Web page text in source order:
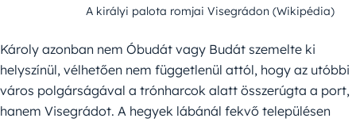
A királyi palota romjai Visegrádon (Wikipédia)
Károly azonban nem Óbudát vagy Budát szemelte ki
helyszínül, vélhetően nem függetlenül attól, hogy az utóbbi
város polgárságával a trónharcok alatt összerúgta a port,
hanem Visegrádot. A hegyek lábánál fekvő településen